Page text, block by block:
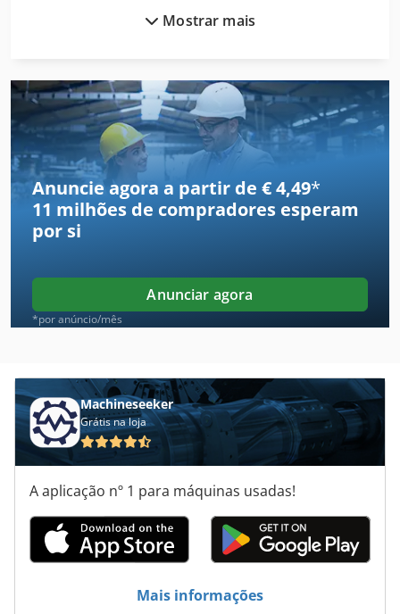
Fu 115
International 1255
Manipulação De
Maquinaria De Construção
Maquinas De Carpintaria
Maquinas De Marcenaria
Maquinas De Usinagem
Mini Carregadeira
Mini Escavadora
Mini Mig 105
Máquina De Carpintaria
Máquina De Construção
Mostrar mais
Anuncie agora a partir de € 4,49*
11 milhões de compradores esperam
por si
Anunciar agora
*por anúncio/mês
Machineseeker
Grátis na loja
A aplicação nº 1 para máquinas usadas!
Mais informações